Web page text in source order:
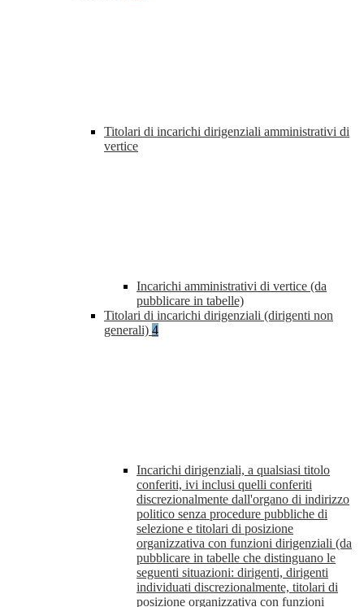
Titolari di incarichi dirigenziali amministrativi di
vertice
Incarichi amministrativi di vertice (da
pubblicare in tabelle)
Titolari di incarichi dirigenziali (dirigenti non
generali) 4
Incarichi dirigenziali, a qualsiasi titolo
conferiti, ivi inclusi quelli conferiti
discrezionalmente dall'organo di indirizzo
politico senza procedure pubbliche di
selezione e titolari di posizione
organizzativa con funzioni dirigenziali (da
pubblicare in tabelle che distinguano le
seguenti situazioni: dirigenti, dirigenti
individuati discrezionalmente, titolari di
posizione organizzativa con funzioni